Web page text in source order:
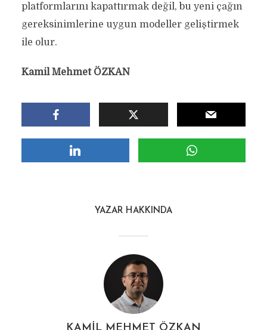
platformlarını kapattırmak değil, bu yeni çağın
gereksinimlerine uygun modeller geliştirmek
ile olur.
Kamil Mehmet ÖZKAN
YAZAR HAKKINDA
KAMIL MEHMET ÖZKAN